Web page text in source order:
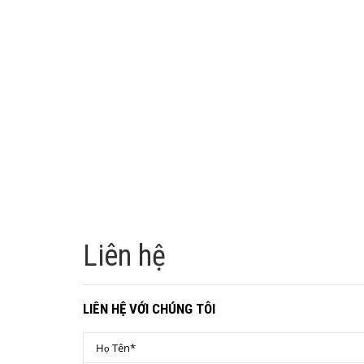
Liên hệ
LIÊN HỆ VỚI CHÚNG TÔI